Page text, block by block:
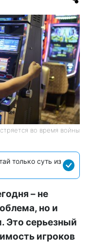
во время войны
только суть из
– не
но и
Это серьезный
игроков